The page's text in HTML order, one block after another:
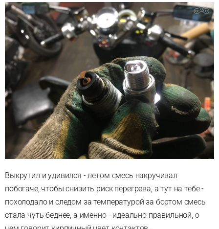
Выкрутил и удивился - летом смесь накручивал
побогаче, чтобы снизить риск перегрева, а тут на тебе -
похолодало и следом за температурой за бортом смесь
стала чуть беднее, а именно - идеально правильной, о